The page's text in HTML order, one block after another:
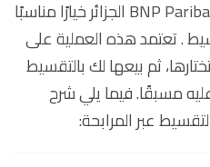
يعتبر تمويل المرابحة من بنك BNP Paribas الجزائر خيارًا مناسبًا
. تعتمد هذه العملية على
ثم بيعها لك بالتقسيط
مسبقًا. فيما يلي شرح
عبر المرابحة: